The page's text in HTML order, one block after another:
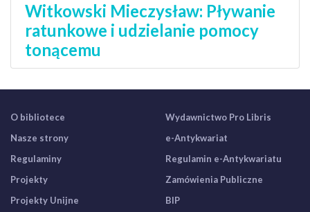
Witkowski Mieczysław: Pływanie
ratunkowe i udzielanie pomocy
tonącemu
O bibliotece
Nasze strony
Regulaminy
Projekty
Projekty Unijne
Wydawnictwo Pro Libris
e-Antykwariat
Regulamin e-Antykwariatu
Zamówienia Publiczne
BIP